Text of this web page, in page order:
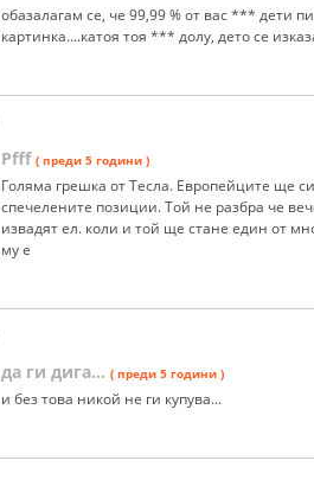
обазалагам се, че 99,99 % от вас *** дети
картинка....катоя тоя *** долу, дето се
Pfff ( преди 5 години )
Голяма грешка от Тесла. Европейците ще
спечелените позиции. Той не разбра че
извадят ел. коли и той ще стане един от
му е
да ги дига... ( преди 5 години )
и без това никой не ги купува...